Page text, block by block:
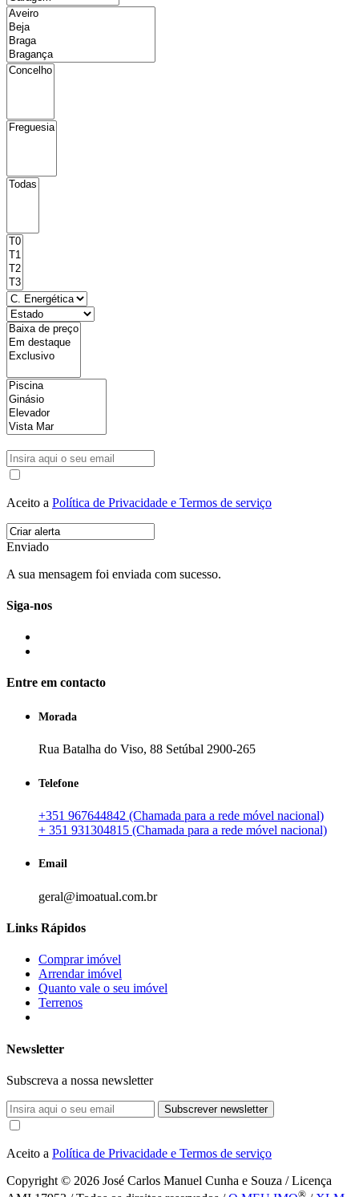
Aceito a Política de Privacidade e Termos de serviço
Enviado
A sua mensagem foi enviada com sucesso.
Siga-nos
Entre em contacto
Morada
Rua Batalha do Viso, 88 Setúbal 2900-265
Telefone
+351 967644842 (Chamada para a rede móvel nacional)
+ 351 931304815 (Chamada para a rede móvel nacional)
Email
geral@imoatual.com.br
Links Rápidos
Comprar imóvel
Arrendar imóvel
Quanto vale o seu imóvel
Terrenos
Newsletter
Subscreva a nossa newsletter
Subscrever newsletter
Aceito a Política de Privacidade e Termos de serviço
Copyright © 2026 José Carlos Manuel Cunha e Souza / Licença
®